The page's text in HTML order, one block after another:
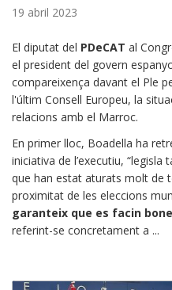
19 abril 2023
El diputat del PDeCAT al
el president del govern
compareixença davant el Ple
l'últim Consell Europeu, la
relacions amb el Marroc.
En primer lloc, Boadella ha
iniciativa de l’executiu,
que han estat aturats molt de
proximitat de les eleccions
garanteix que es facin
referint-se concretament a ...